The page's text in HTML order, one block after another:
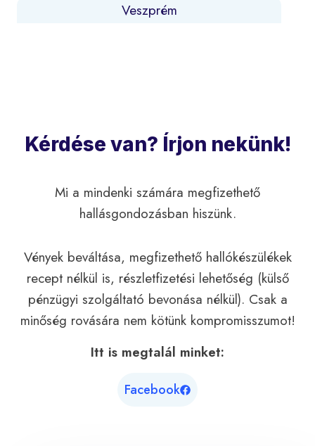
Veszprém
Kérdése van? Írjon nekünk!
Mi a mindenki számára megfizethető
hallásgondozásban hiszünk.
Vények beváltása, megfizethető hallókészülékek
recept nélkül is, részletfizetési lehetőség (külső
pénzügyi szolgáltató bevonása nélkül). Csak a
minőség rovására nem kötünk kompromisszumot!
Itt is megtalál minket:
Facebook